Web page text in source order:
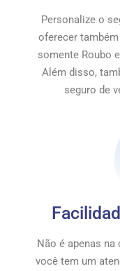
Personalize o
oferecer
somente Roubo
Além disso,
seguro de
Não é apenas
você tem um